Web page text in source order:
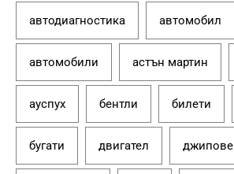
автодиагностика автомобил
автомобили астън мартин
ауспух бентли билети
бугати двигател джипове